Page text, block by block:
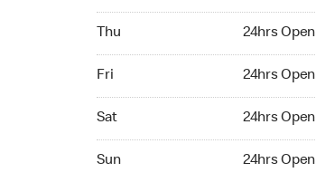
Thu 24hrs Open
Fri 24hrs Open
Sat 24hrs Open
Sun 24hrs Open